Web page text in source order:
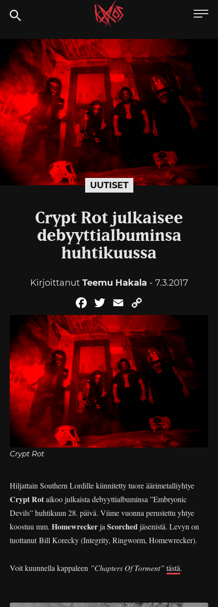
Siirry
suoraan
Kaaoszine
UUTISET
Crypt Rot julkaisee
debyyttialbuminsa
huhtikuussa
Kirjoittanut Teemu Hakala - 7.3.2017
FacebookTwitterEmail
Link
Crypt Rot
Hiljattain Southern Lordille kiinnitetty tuore äärimetalliyhtye
Crypt Rotaikoo julkaista debyyttialbuminsa ”Embryonic
Devils” huhtikuun 28. päivä. Viime vuonna perustettu yhtye
koostuu mm. Homewreckerja Scorchedjäsenistä. Levyn on
tuottanut Bill Korecky (Integrity, Ringworm, Homewrecker).
Voit kuunnella kappaleen ”Chapters Of Torment” tästä.